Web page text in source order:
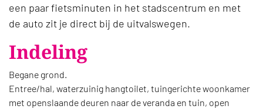
een paar fietsminuten in het stadscentrum en met
de auto zit je direct bij de uitvalswegen.
Indeling
Begane grond.
Entree/hal, waterzuinig hangtoilet, tuingerichte woonkamer
met openslaande deuren naar de veranda en tuin, open